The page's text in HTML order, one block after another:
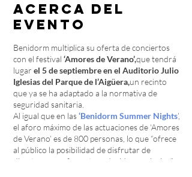
Acerca del
evento
Benidorm multiplica su oferta de conciertos
con el festival ‘Amores de Verano’,que tendrá
lugar el 5 de septiembre en el Auditorio Julio
Iglesias del Parque de l’Aigüera,un recinto
que ya se ha adaptado a la normativa de
seguridad sanitaria.
Al igual que en las‘Benidorm Summer Nights’,
el aforo máximo de las actuaciones de ‘Amores
de Verano’ es de 800 personas, lo que “ofrece
al público la posibilidad de disfrutar de
directos en un formato reducido y exclusivo”.